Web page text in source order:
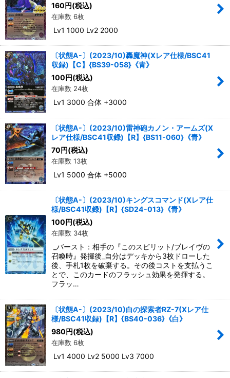
160円(税込)
在庫数 6枚
Lv1 1000 Lv2 2000
〔状態A-〕(2023/10)轟魔神(Xレア仕様/BSC41
収録)【C】{BS39-058}《青》
100 円(税込)
在庫数 24枚
Lv1 3000 合体 +3000
〔状態A-〕(2023/10)雷神砲カノン・アームズ(X
レア仕様/BSC41収録)【R】{BS11-060}《青》
70円(税込)
在庫数 13枚
Lv1 5000 合体 +5000
〔状態A-〕(2023/10)キングスコマンド(Xレア仕
様/BSC41収録)【R】{SD24-013}《青》
100円(税込)
在庫数 34枚
_バースト：相手の『このスピリット/ブレイヴの
召喚時』発揮後_自分はデッキから3枚ドローした
後、手札1枚を破棄する。その後コストを支払うこ
とで、このカードのフラッシュ効果を発揮する。
フラッ…
〔状態A-〕(2023/10)白の探索者RZ-7(Xレア仕
様/BSC41収録)【R】{BS40-036}《白》
980円(税込)
在庫数 6枚
Lv1 4000 Lv2 5000 Lv3 7000